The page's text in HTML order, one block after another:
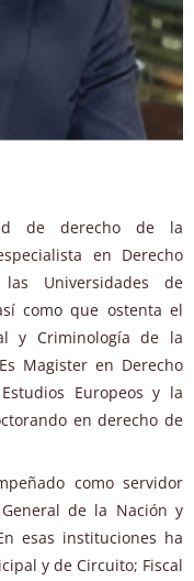
de derecho de la
en Derecho
Universidades de
como que ostenta el
y Criminología de la
Magister en Derecho
Europeos y la
en derecho de
como servidor
de la Nación y
esas instituciones ha
y de Circuito; Fiscal